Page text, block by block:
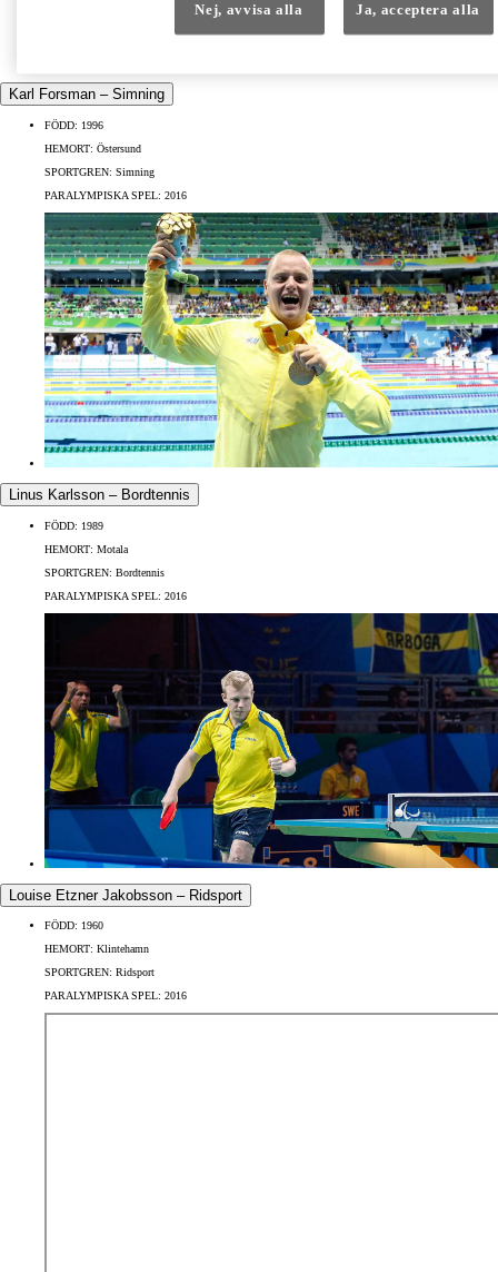
Karl Forsman – Simning
FÖDD: 1996
HEMORT: Östersund
SPORTGREN: Simning
PARALYMPISKA SPEL: 2016
Linus Karlsson – Bordtennis
FÖDD: 1989
HEMORT: Motala
SPORTGREN: Bordtennis
PARALYMPISKA SPEL: 2016
Louise Etzner Jakobsson – Ridsport
FÖDD: 1960
HEMORT: Klintehamn
SPORTGREN: Ridsport
PARALYMPISKA SPEL: 2016
Nej, avvisa alla Ja, acceptera alla